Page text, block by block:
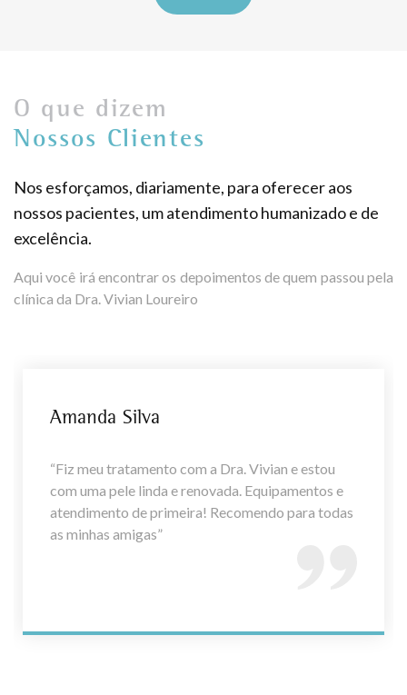
O que dizem
Nossos Clientes
Nos esforçamos, diariamente, para oferecer aos
nossos pacientes, um atendimento humanizado e de
excelência.
Aqui você irá encontrar os depoimentos de quem passou pela
clínica da Dra. Vivian Loureiro
Amanda Silva
“Fiz meu tratamento com a Dra. Vivian e estou
com uma pele linda e renovada. Equipamentos e
atendimento de primeira! Recomendo para todas
as minhas amigas”